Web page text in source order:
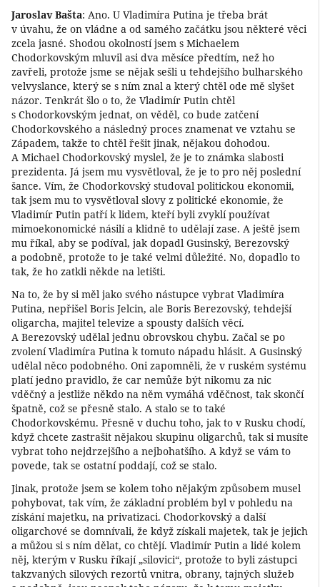
Jaroslav Bašta: Ano. U Vladimíra Putina je třeba brát
v úvahu, že on vládne a od samého začátku jsou některé věci
zcela jasné. Shodou okolností jsem s Michaelem
Chodorkovským mluvil asi dva měsíce předtím, než ho
zavřeli, protože jsme se nějak sešli u tehdejšího bulharského
velvyslance, který se s ním znal a který chtěl ode mě slyšet
názor. Tenkrát šlo o to, že Vladimír Putin chtěl
s Chodorkovským jednat, on věděl, co bude zatčení
Chodorkovského a následný proces znamenat ve vztahu se
Západem, takže to chtěl řešit jinak, nějakou dohodou.
A Michael Chodorkovský myslel, že je to známka slabosti
prezidenta. Já jsem mu vysvětloval, že je to pro něj poslední
šance. Vím, že Chodorkovský studoval politickou ekonomii,
tak jsem mu to vysvětloval slovy z politické ekonomie, že
Vladimír Putin patří k lidem, kteří byli zvyklí používat
mimoekonomické násilí a klidně to udělají zase. A ještě jsem
mu říkal, aby se podíval, jak dopadl Gusinský, Berezovský
a podobně, protože to je také velmi důležité. No, dopadlo to
tak, že ho zatkli někde na letišti.
Na to, že by si měl jako svého nástupce vybrat Vladimíra
Putina, nepřišel Boris Jelcin, ale Boris Berezovský, tehdejší
oligarcha, majitel televize a spousty dalších věcí.
A Berezovský udělal jednu obrovskou chybu. Začal se po
zvolení Vladimíra Putina k tomuto nápadu hlásit. A Gusinský
udělal něco podobného. Oni zapomněli, že v ruském systému
platí jedno pravidlo, že car nemůže být nikomu za nic
vděčný a jestliže někdo na něm vymáhá vděčnost, tak skončí
špatně, což se přesně stalo. A stalo se to také
Chodorkovskému. Přesně v duchu toho, jak to v Rusku chodí,
když chcete zastrašit nějakou skupinu oligarchů, tak si musíte
vybrat toho nejdrzejšího a nejbohatšího. A když se vám to
povede, tak se ostatní poddají, což se stalo.
Jinak, protože jsem se kolem toho nějakým způsobem musel
pohybovat, tak vím, že základní problém byl v pohledu na
získání majetku, na privatizaci. Chodorkovský a další
oligarchové se domnívali, že když získali majetek, tak je jejich
a můžou si s ním dělat, co chtějí. Vladimír Putin a lidé kolem
něj, kterým v Rusku říkají „silovici“, protože to byli zástupci
takzvaných silových rezortů vnitra, obrany, tajných služeb